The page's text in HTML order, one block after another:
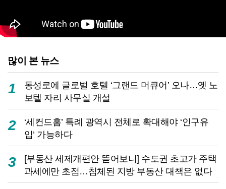
많이 본 뉴스
1
동성로에 글로벌 호텔 ‘그랜드 머큐어’ 오나…옛 노
보텔 자리 사무실 개설
2
‘세컨드홈’ 특례 광역시 전체로 확대해야 ‘인구유
입’ 가능하다
3
[부동산 세제개편안 뜯어보니] 수도권 초고가 주택
과세에만 초점…침체된 지방 부동산 대책은 없다